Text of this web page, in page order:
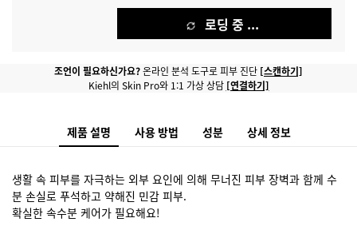
로딩 중 ...
PDP strip banner - instant skin reader
조언이 필요하신가요?온라인 분석 도구로 피부 진단 [스캔하기]
Kiehl의 Skin Pro와 1:1 가상 상담 [연결하기]
제품 설명 사용 방법 성분 상세 정보
생활 속 피부를 자극하는 외부 요인에 의해 무너진 피부 장벽과 함께 수
분 손실로 푸석하고 약해진 민감 피부.
확실한 속수분 케어가 필요해요!